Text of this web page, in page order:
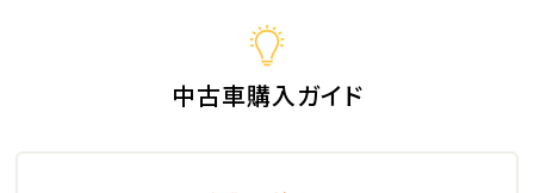
ホンダ
S660
中古車購入ガイド